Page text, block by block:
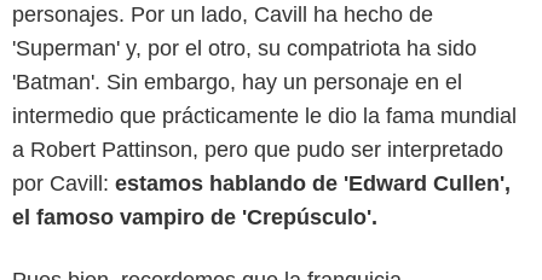
personajes. Por un lado, Cavill ha hecho de
'Superman' y, por el otro, su compatriota ha sido
'Batman'. Sin embargo, hay un personaje en el
intermedio que prácticamente le dio la fama mundial
a Robert Pattinson, pero que pudo ser interpretado
por Cavill: estamos hablando de 'Edward Cullen',
el famoso vampiro de 'Crepúsculo'.